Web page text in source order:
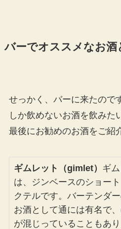
バーでオススメなお酒
せっかく、バーに来たので
しか飲めないお酒を飲みた
最後にお勧めのお酒をご紹
ギムレット（gimlet） ギ
は、ジンベースのショー
クテルです。バーテンダ
お酒として通には有名で
が混じっていることもあ